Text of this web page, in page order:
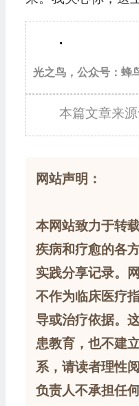
.
光之鸟，公众号：蜂
本篇文章来
网站声明：
本网站致力于转
疾病和疗愈的各
实践分享记录。
不作为临床医疗
导或治疗依据。
患教育，也不建
系，请读者理性
负责人不承担任